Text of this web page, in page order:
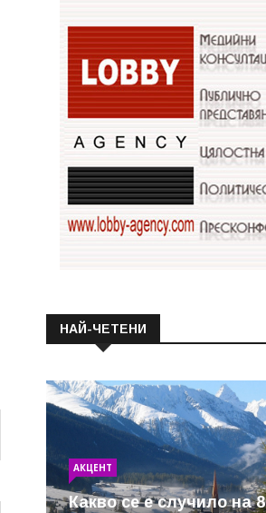
НАЙ-ЧЕТЕНИ
АКЦЕНТ
Какво се е случило на 8